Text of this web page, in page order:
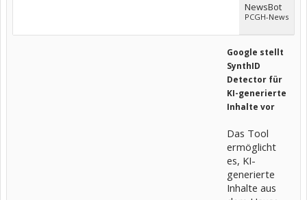
NewsBot
PCGH-News
Google stellt
SynthID
Detector für
KI-generierte
Inhalte vor
Das Tool
ermöglicht
es, KI-
generierte
Inhalte aus